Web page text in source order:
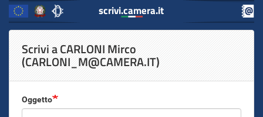
contenuto
principale
scrivi.camera.it
scrivi.camera.it
Inizio
Contenuto
Scrivi a CARLONI Mirco
(CARLONI_M@CAMERA.IT)
Oggetto